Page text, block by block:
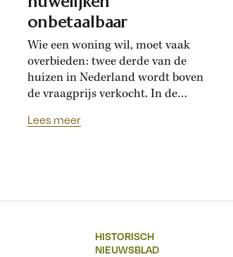
onbetaalbaar
Wie een woning wil, moet vaak
overbieden: twee derde van de
huizen in Nederland wordt boven
de vraagprijs verkocht. In de
ook last van overbiedingsgekte:
de vijftiende-eeuwse Italiaanse
Lees meer
HISTORISCH
NIEUWSBLAD